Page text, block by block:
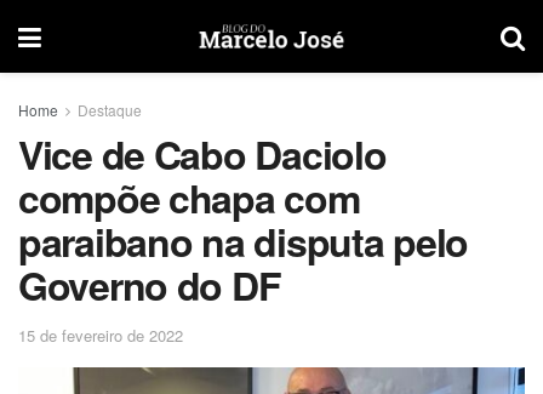
Home Destaque
Vice de Cabo Daciolo
compõe chapa com
paraibano na disputa pelo
Governo do DF
15 de fevereiro de 2022